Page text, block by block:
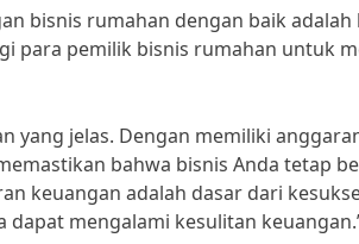
bisnis rumahan dengan baik adalah
para pemilik bisnis rumahan untuk
yang jelas. Dengan memiliki
bahwa bisnis Anda tetap
keuangan adalah dasar dari
dapat mengalami kesulitan